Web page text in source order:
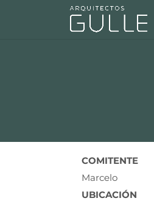
COMITENTE
Marcelo
UBICACIÓN